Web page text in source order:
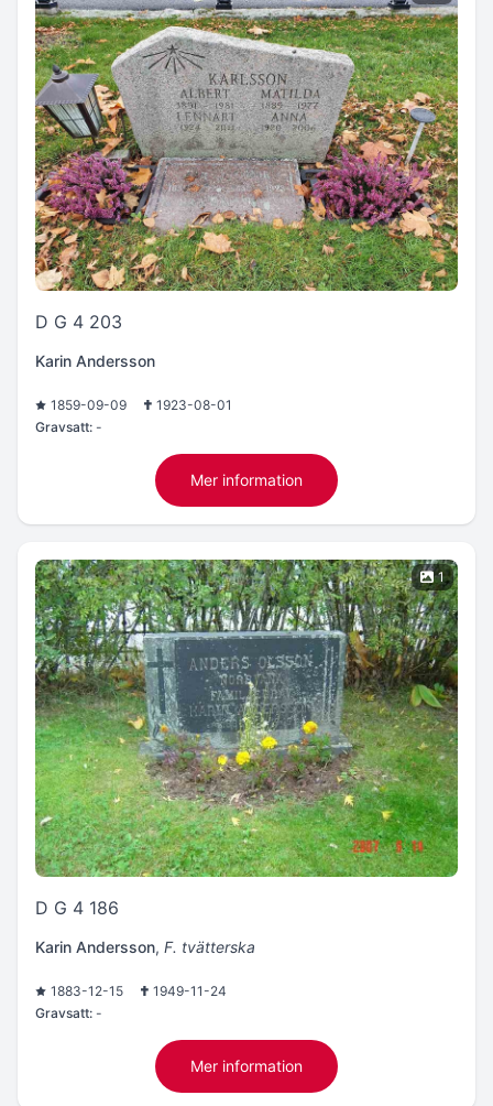
D G 4 203
Karin Andersson
1859-09-09
1923-08-01
Gravsatt: -
Mer information
1
D G 4 186
Karin Andersson, F. tvätterska
1883-12-15
1949-11-24
Gravsatt: -
Mer information